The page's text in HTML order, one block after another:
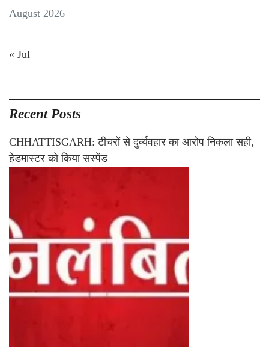
August 2026
« Jul
Recent Posts
CHHATTISGARH: टीचरों से दुर्व्यवहार का आरोप निकला सही,
हेडमास्टर को किया सस्पेंड